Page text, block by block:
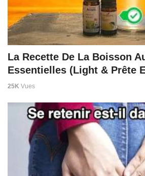
La Recette De La Boisson
Essentielles (Light & Prête
25K Vues